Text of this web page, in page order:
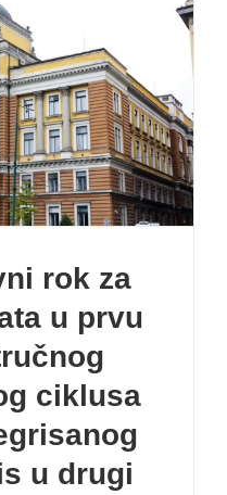
rok za
u prvu
ciklusa
u drugi